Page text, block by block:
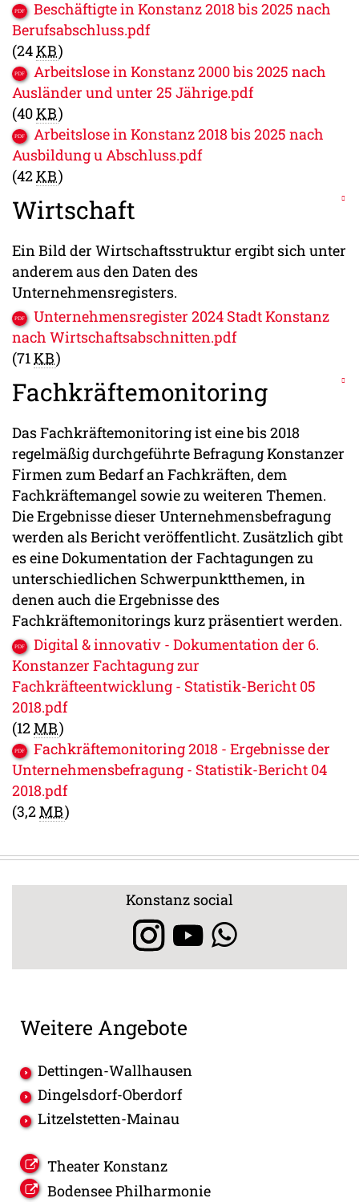
Beschäftigte in Konstanz 2018 bis 2025 nach
Berufsabschluss.pdf
(24KB)
Arbeitslose in Konstanz 2000 bis 2025 nach
Ausländer und unter 25 Jährige.pdf
(40KB)
Arbeitslose in Konstanz 2018 bis 2025 nach
Ausbildung u Abschluss.pdf
(42KB)
Wirtschaft
Ein Bild der Wirtschaftsstruktur ergibt sich unter
anderem aus den Daten des
Unternehmensregisters.
Unternehmensregister 2024 Stadt Konstanz
nach Wirtschaftsabschnitten.pdf
(71KB)
Fachkräftemonitoring
Das Fachkräftemonitoring ist eine bis 2018
regelmäßig durchgeführte Befragung Konstanzer
Firmen zum Bedarf an Fachkräften, dem
Fachkräftemangel sowie zu weiteren Themen.
Die Ergebnisse dieser Unternehmensbefragung
werden als Bericht veröffentlicht. Zusätzlich gibt
es eine Dokumentation der Fachtagungen zu
unterschiedlichen Schwerpunktthemen, in
denen auch die Ergebnisse des
Fachkräftemonitorings kurz präsentiert werden.
Digital & innovativ - Dokumentation der 6.
Konstanzer Fachtagung zur
Fachkräfteentwicklung - Statistik-Bericht 05
2018.pdf
(12MB)
Fachkräftemonitoring 2018 - Ergebnisse der
Unternehmensbefragung - Statistik-Bericht 04
2018.pdf
(3,2MB)
Konstanz social
Weitere Angebote
Dettingen-Wallhausen
Dingelsdorf-Oberdorf
Litzelstetten-Mainau
Theater Konstanz
Bodensee Philharmonie